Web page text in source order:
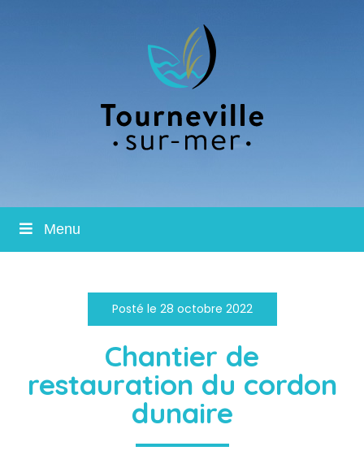
Menu
Posté le 28 octobre 2022
Chantier de
restauration du cordon
dunaire